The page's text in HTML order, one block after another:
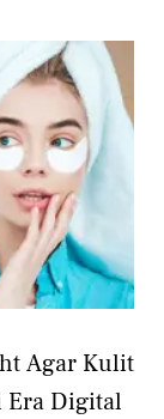
Agar Kulit
Era Digital